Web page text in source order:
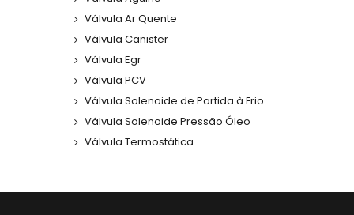
Válvula Ar Quente
Válvula Canister
Válvula Egr
Válvula PCV
Válvula Solenoide de Partida à Frio
Válvula Solenoide Pressão Óleo
Válvula Termostática